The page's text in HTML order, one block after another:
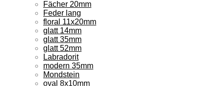
Fächer 20mm
Feder lang
floral 11x20mm
glatt 14mm
glatt 35mm
glatt 52mm
Labradorit
modern 35mm
Mondstein
oval 8x10mm